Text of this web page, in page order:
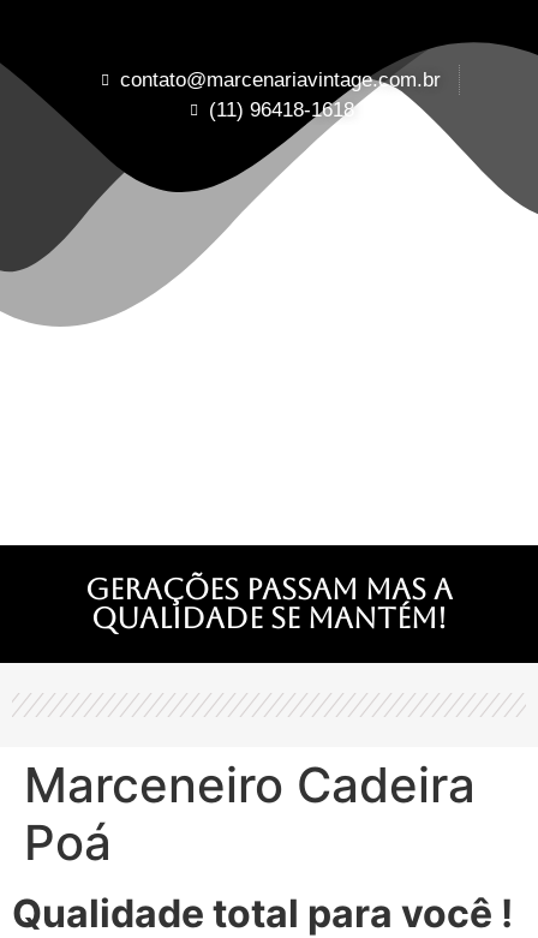
contato@marcenariavintage.com.br
(11) 96418-1618
Gerações passam mas a
qualidade se mantém!
Marceneiro Cadeira
Poá
Qualidade total para você !